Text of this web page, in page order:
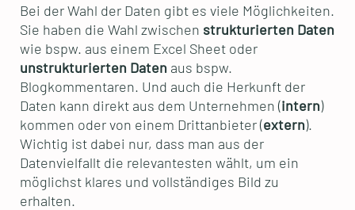
Bei der Wahl der Daten gibt es viele Möglichkeiten.
Sie haben die Wahl zwischen strukturierten Daten
wie bspw. aus einem Excel Sheet oder
unstrukturierten Datenaus bspw.
Blogkommentaren. Und auch die Herkunft der
Daten kann direkt aus dem Unternehmen (intern)
kommen oder von einem Drittanbieter (extern).
Wichtig ist dabei nur, dass man aus der
Datenvielfallt die relevantesten wählt, um ein
möglichst klares und vollständiges Bild zu
erhalten.